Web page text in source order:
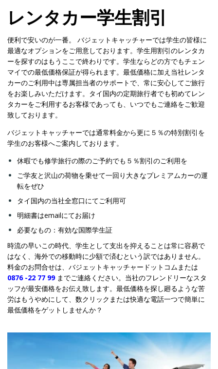
レンタカー学生割引
便利で安いのが一番。 バジェットキャッチャーでは学生の皆様に
最適なオプションをご用意しております。学生用割引のレンタカ
ーを探すのはもうここで終わりです。学生ならどの方でもチェン
マイでの最低価格保証が得られます。最低価格に加え当社レンタ
カーのご利用中は専属担当者のサポートで、常に安心してご旅行
をお楽しみいただけます。タイ国内の定期旅行者でも初めてレン
タカーをご利用するお客様であっても、いつでもご連絡をご歓迎
致しております。
バジェットキャッチャーでは通常料金から更に５％の特別割引を
学生のお客様へご案内しております。
休暇でも修学旅行の際のご予約でも５％割引のご利用を
ご学友と沢山の荷物を乗せて一回り大きなプレミアムカーの運
転をぜひ
タイ国内の当社全窓口にてご利用可
明細書はemailにてお届け
必要なもの：有効な国際学生証
時流の早いこの時代、学生として支出を抑えることは常に容易で
はなく、海外での移動時に少額で済むという訳ではありません。
料金のお問合せは、バジェットキャッチャードットコムまたは
0876 -22 77 99までご連絡ください。当社のフレンドリーなスタ
ッフが最安価格をお伝え致します。最低価格を探し廻るような苦
労はもうやめにして、数クリックまたは快適な電話一つで簡単に
最低価格をゲットしませんか？